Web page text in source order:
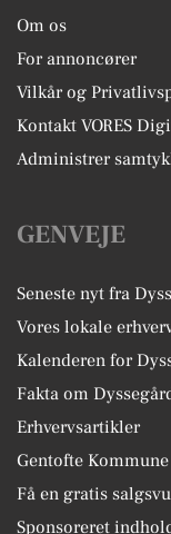
Om os
For annoncører
Vilkår og
Kontakt VORES
Administrer
GENVEJE
Seneste nyt fra
Vores lokale
Kalenderen for
Fakta om
Erhvervsartikler
Gentofte Kommune
Få en gratis
Sponsoreret